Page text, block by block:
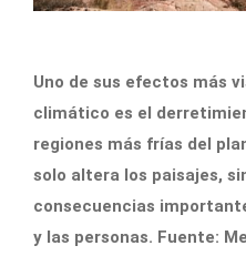
Uno de sus efectos más
climático es el
regiones más frías del
solo altera los paisajes,
consecuencias
y las personas. Fuente: